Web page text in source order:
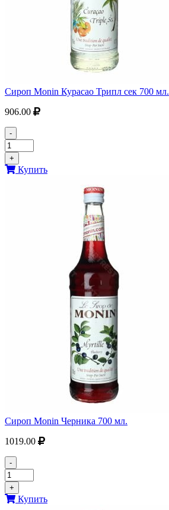
Сироп Monin Курасао Трипл сек 700 мл.
906.00
-
+
Купить
Сироп Monin Черника 700 мл.
1019.00
-
+
Купить